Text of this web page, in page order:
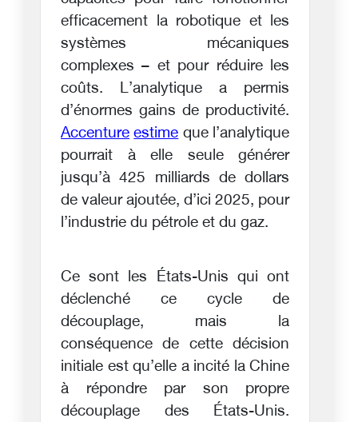
efficacement la robotique et les
systèmes mécaniques
complexes – et pour réduire les
coûts. L’analytique a permis
d’énormes gains de productivité.
Accenture estimeque l’analytique
pourrait à elle seule générer
jusqu’à 425 milliards de dollars
de valeur ajoutée, d’ici 2025, pour
l’industrie du pétrole et du gaz.
Ce sont les États-Unis qui ont
déclenché ce cycle de
découplage, mais la
conséquence de cette décision
initiale est qu’elle a incité la Chine
à répondre par son propre
découplage des États-Unis.